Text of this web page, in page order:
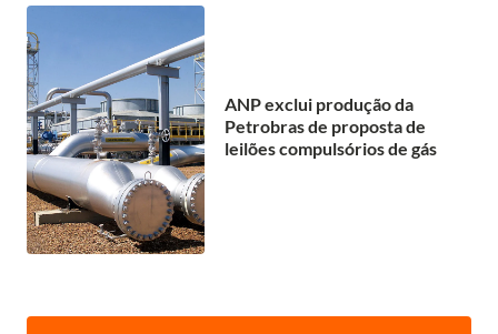
ANP exclui produção da
Petrobras de proposta de
leilões compulsórios de gás